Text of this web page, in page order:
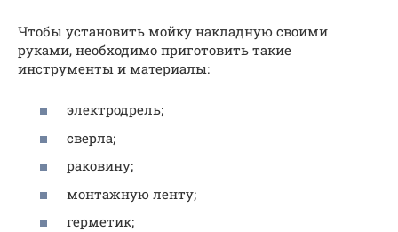
Чтобы установить мойку накладную своими
руками, необходимо приготовить такие
инструменты и материалы:
электродрель;
сверла;
раковину;
монтажную ленту;
герметик;